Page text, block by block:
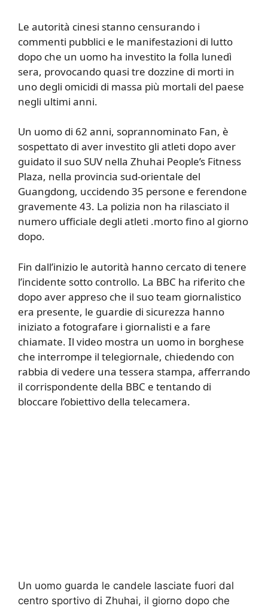
Le autorità cinesi stanno censurando i
commenti pubblici e le manifestazioni di lutto
dopo che un uomo ha investito la folla lunedì
sera, provocando quasi tre dozzine di morti in
uno degli omicidi di massa più mortali del paese
negli ultimi anni.
Un uomo di 62 anni, soprannominato Fan, è
sospettato di aver investito gli atleti dopo aver
guidato il suo SUV nella Zhuhai People’s Fitness
Plaza, nella provincia sud-orientale del
Guangdong, uccidendo 35 persone e ferendone
gravemente 43. La polizia non ha rilasciato il
numero ufficiale degli atleti .morto fino al giorno
dopo.
Fin dall’inizio le autorità hanno cercato di tenere
l’incidente sotto controllo. La BBC ha riferito che
dopo aver appreso che il suo team giornalistico
era presente, le guardie di sicurezza hanno
iniziato a fotografare i giornalisti e a fare
chiamate. Il video mostra un uomo in borghese
che interrompe il telegiornale, chiedendo con
rabbia di vedere una tessera stampa, afferrando
il corrispondente della BBC e tentando di
bloccare l’obiettivo della telecamera.
Un uomo guarda le candele lasciate fuori dal
centro sportivo di Zhuhai, il giorno dopo che